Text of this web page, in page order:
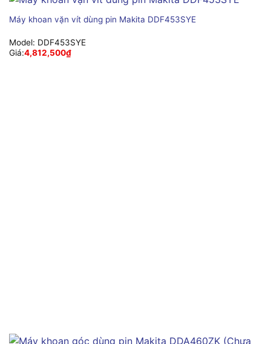
Máy khoan vặn vít dùng pin Makita DDF453SYE
Model: DDF453SYE
Giá:4,812,500₫